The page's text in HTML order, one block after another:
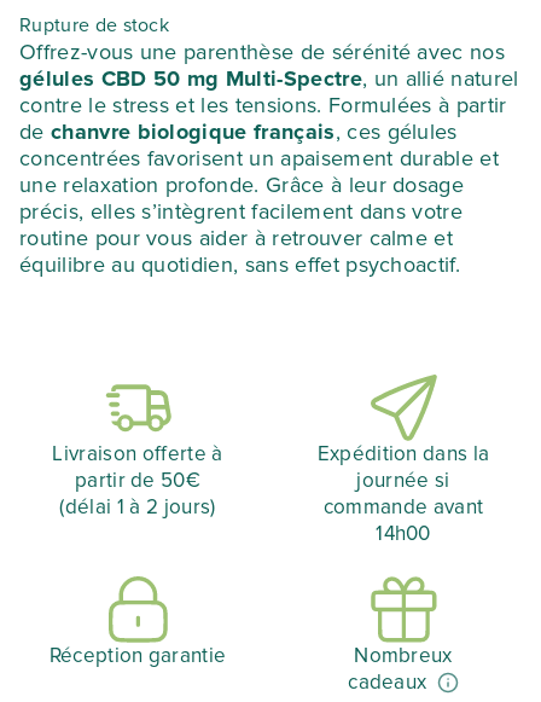
initial
était :
59,90 €.
prix
actuel
est :
53,91 €.
Rupture de stock
Offrez-vous une parenthèse de sérénité avec nos
gélules CBD 50 mg Multi-Spectre, un allié naturel
contre le stress et les tensions. Formulées à partir
de chanvre biologique français, ces gélules
concentrées favorisent un apaisement durable et
une relaxation profonde. Grâce à leur dosage
précis, elles s’intègrent facilement dans votre
routine pour vous aider à retrouver calme et
équilibre au quotidien, sans effet psychoactif.
Livraison offerte à
partir de 50€
(délai 1 à 2 jours)
Expédition dans la
journée si
commande avant
14h00
Réception garantie
Nombreux
cadeaux